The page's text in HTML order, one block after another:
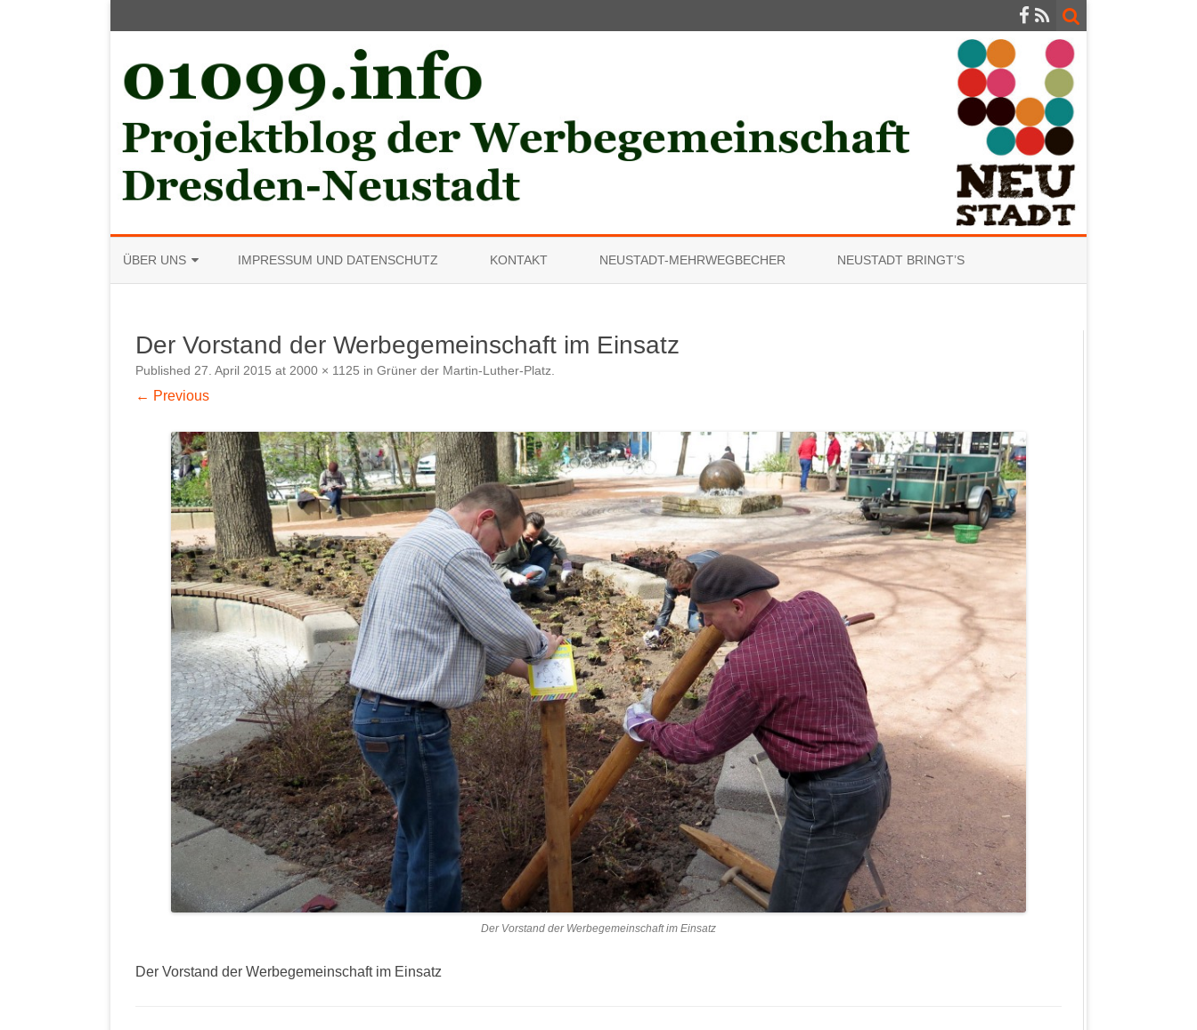
to
ÜBER UNS IMPRESSUM UND DATENSCHUTZ KONTAKT NEUSTADT-MEHRWEGBECHER NEUSTADT BRINGT’S
Der Vorstand der Werbegemeinschaft im Einsatz
Published 27. April 2015 at 2000 × 1125 in Grüner der Martin-Luther-Platz.
← Previous
Der Vorstand der Werbegemeinschaft im Einsatz
Der Vorstand der Werbegemeinschaft im Einsatz